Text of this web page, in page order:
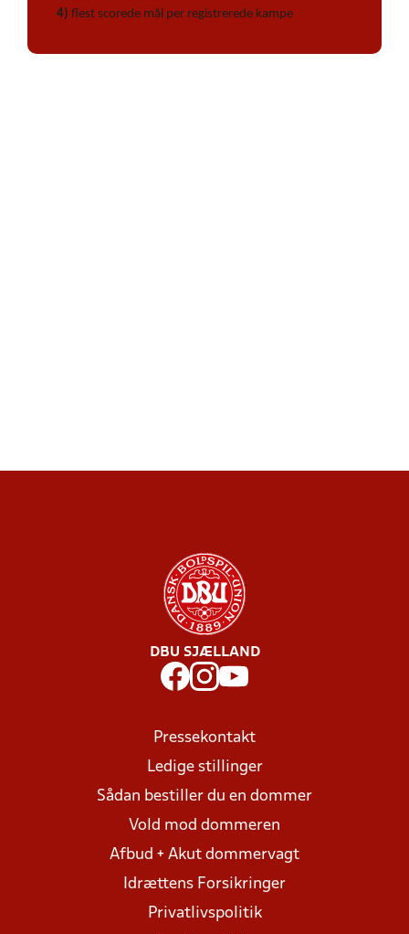
4) flest scorede mål per registrerede kampe
DBU SJÆLLAND
Pressekontakt
Ledige stillinger
Sådan bestiller du en dommer
Vold mod dommeren
Afbud + Akut dommervagt
Idrættens Forsikringer
Privatlivspolitik